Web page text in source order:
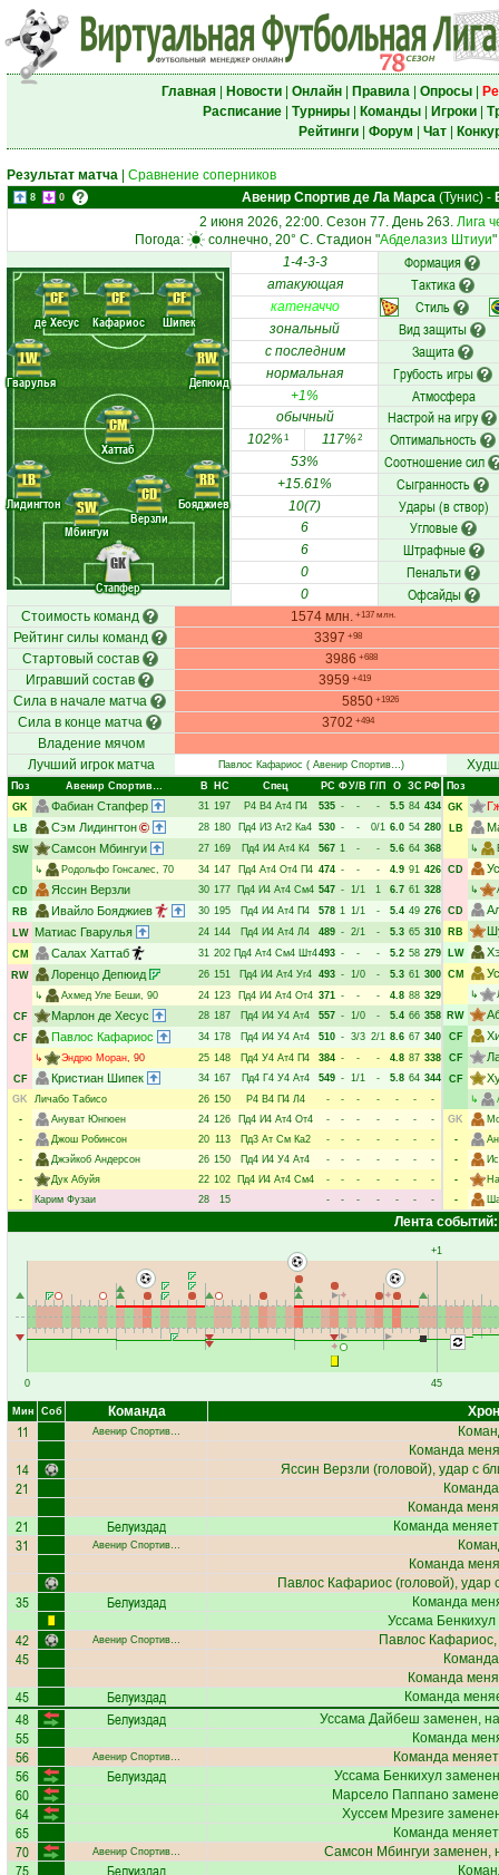
Главная| Новости| Онлайн| Правила| Опросы|
Расписание| Турниры| Команды| Игроки|
Рейтинги| Форум Чат|
Результат матча Сравнение соперников
8 0 Авенир Спортив де Ла Марса (Тунис) -
2 июня 2026, 22:00. Сезон 77. День 263. Лига
Погода:
солнечно, 20° C. Стадион "Абделазиз Штиуи
Стапфер
Лидингтон
Мбингуи
Верзли
Бояджиев
Гварулья
Хаттаб
Депюид
де Хесус Кафариос Шипек
GK
LB
SW
CD
RB
LW
CM
RW
CF CF CF
1-4-3-3 Формация
атакующая Тактика
катеначчо Стиль
зональный Вид защиты
с последним Защита
нормальная Грубость игры
+1% Атмосфера
обычный Настрой на игру
102%1 117%2 Оптимальность
53% Соотношение сил
+15.61% Сыгранность
10(7) Удары (в створ)
6 Угловые
6 Штрафные
0 Пенальти
0 Офсайды
Стоимость команд 1574 млн. +137 млн.
Рейтинг силы команд 3397 +98
Стартовый состав 3986 +688
Игравший состав 3959 +419
Сила в начале матча 5850 +1926
Сила в конце матча 3702 +494
Владение мячом
Лучший игрок матча
Павлос Кафариос ( Авенир Спортив…)
Поз Авенир Спортив… В НC Спец РC ФУ/В Г/П О ЗС РФ
GK
Фабиан Стапфер 31 197 Р4 В4 Ат4 П4 535 - - - 5.5 84 434
LB
Сэм Лидингтон 28 180 Пд4 И3 Ат2 Ка4 530 - - 0/1 6.0 54 280
SW
Самсон Мбингуи 27 169 Пд4 И4 Ат4 К4 567 1 - - 5.6 64 368
↳
Родольфо Гонсалес, 70 34 147 Пд4 Ат4 От4 П4 474 - - - 4.9 91 426
CD
Яссин Верзли 30 177 Пд4 И4 Ат4 См4 547 - 1/1 1 6.7 61 328
RB
Ивайло Бояджиев 30 195 Пд4 И4 Ат4 П4 578 1 1/1 - 5.4 49 276
LW
Матиас Гварулья 24 144 Пд4 И4 Ат4 Л4 489 - 2/1 - 5.3 65 310
CM
Салах Хаттаб 31 202 Пд4 Ат4 См4 Шт4493 - - - 5.2 58 279
RW
Лоренцо Депюид 26 151 Пд4 И4 Ат4 Уг4 493 - 1/0 - 5.3 61 300
↳
Ахмед Уле Беши, 90 24 123 Пд4 И4 Ат4 От4 371 - - - 4.8 88 329
CF
Марлон де Хесус 28 187 Пд4 И4 У4 Ат4 557 - 1/0 - 5.4 66 358
CF
Павлос Кафариос 34 178 Пд4 И4 У4 Ат4 510 - 3/3 2/1 8.6 67 340
↳
Эндрю Моран, 90 25 148 Пд4 У4 Ат4 П4 384 - - - 4.8 87 338
CF
Кристиан Шипек 34 167 Пд4 Г4 У4 Ат4 549 - 1/1 - 5.8 64 344
GK
Личабо Табисо 26 150 Р4 В4 П4 Л4 - - - - - -
-
-
Ануват Юнгюен 24 126 Пд4 И4 Ат4 От4 - - - - - -
-
-
Джош Робинсон 20 113 Пд3 Ат См Ка2 - - - - - -
-
-
Джэйкоб Андерсон 26 150 Пд4 И4 У4 Ат4 - - - - - -
-
-
Дук Абуйя 22 102 Пд4 И4 Ат4 См4 - - - - - -
-
-
Карим Фузаи 28 15 - - - - - - -
Поз
GK
LB
↳
CD
↳
CD
RB
LW
CM
↳
RW
CF
CF
CF
↳
GK
-
-
-
-
Лента событий:
0
+1
45
Мин Соб Команда
11 Авенир Спортив…
Команда
14 Яссин Верзли (головой), удар с
21
Команда
21 Белуиздад Команда
31 Авенир Спортив…
Команда
Павлос Кафариос(головой), удар
35 Белуиздад
Команда
Уссама Бенкихул
42 Авенир Спортив… Павлос Кафариос
45
Команда
45 Белуиздад Команда
48 Белуиздад Уссама Дайбеш заменен,
55 Команда
56 Авенир Спортив… Команда
56 Белуиздад Уссама Бенкихул
60 Марсело Паппано
64 Хуссем Мрезиге
65 Команда
70 Авенир Спортив… Самсон Мбингуи заменен,
75 Белуиздад